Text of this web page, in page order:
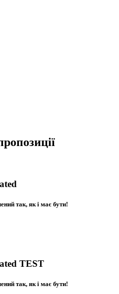
так, як і має бути!
TEST
так, як і має бути!